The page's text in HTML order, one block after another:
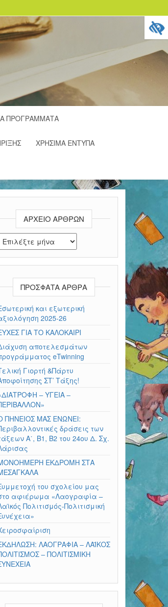
ΠΡΟΓΡΆΜΜΑΤΑ
ΧΡΉΣΙΜΑ ΈΝΤΥΠΑ
ΑΡΧΕΊΟ ΆΡΘΡΩΝ
Αρχείο άρθρων
ΠΡΌΣΦΑΤΑ ΆΡΘΡΑ
και εξωτερική
2025-26
ΓΙΑ ΤΟ ΚΑΛΟΚΑΙΡΙ
αποτελεσμάτων
eTwinning
Γιορτή &Πάρτυ
ΣΤ’ Τάξης!
– ΥΓΕΙΑ –
ΠΗΝΕΙΟΣ ΜΑΣ ΕΝΩΝΕΙ:
δράσεις των
Α΄, Β1, Β2 του 24ου Δ. Σχ.
ΕΚΔΡΟΜΗ ΣΤΑ
του σχολείου μας
αφιέρωμα «Λαογραφία –
Πολιτισμός-Πολιτισμική
ΛΑΟΓΡΑΦΙΑ – ΛΑΪΚΟΣ
– ΠΟΛΙΤΙΣΜΙΚΗ